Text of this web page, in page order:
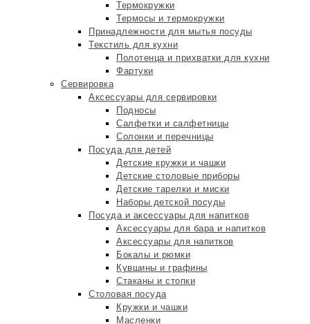
Термокружки
Термосы и термокружки
Принадлежности для мытья посуды
Текстиль для кухни
Полотенца и прихватки для кухни
Фартуки
Сервировка
Аксессуары для сервировки
Подносы
Салфетки и салфетницы
Солонки и перечницы
Посуда для детей
Детские кружки и чашки
Детские столовые приборы
Детские тарелки и миски
Наборы детской посуды
Посуда и аксессуары для напитков
Аксессуары для бара и напитков
Аксессуары для напитков
Бокалы и рюмки
Кувшины и графины
Стаканы и стопки
Столовая посуда
Кружки и чашки
Масленки